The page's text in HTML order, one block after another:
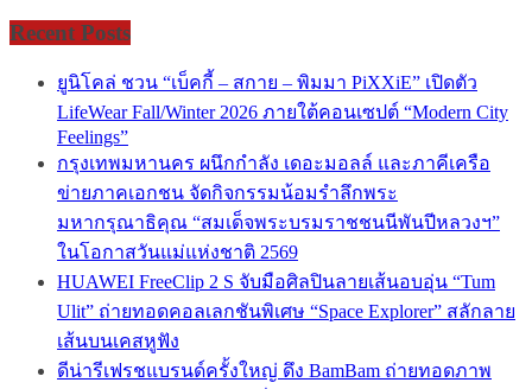
Recent Posts
ยูนิโคล่ ชวน “เบ็คกี้ – สกาย – พิมมา PiXXiE” เปิดตัว
LifeWear Fall/Winter 2026 ภายใต้คอนเซปต์ “Modern City
Feelings”
กรุงเทพมหานคร ผนึกกำลัง เดอะมอลล์ และภาคีเครือ
ข่ายภาคเอกชน จัดกิจกรรมน้อมรำลึกพระ
มหากรุณาธิคุณ “สมเด็จพระบรมราชชนนีพันปีหลวงฯ”
ในโอกาสวันแม่แห่งชาติ 2569
HUAWEI FreeClip 2 S จับมือศิลปินลายเส้นอบอุ่น “Tum
Ulit” ถ่ายทอดคอลเลกชันพิเศษ “Space Explorer” สลักลาย
เส้นบนเคสหูฟัง
ดีน่ารีเฟรชแบรนด์ครั้งใหญ่ ดึง BamBam ถ่ายทอดภาพ